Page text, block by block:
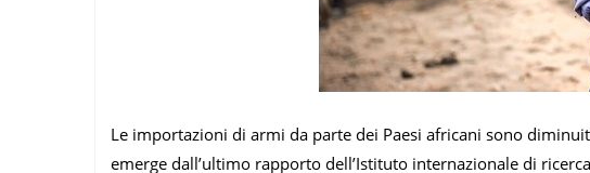
Le importazioni di armi da parte dei Paesi africani sono
emerge dall’ultimo rapporto dell’Istituto internazionale di